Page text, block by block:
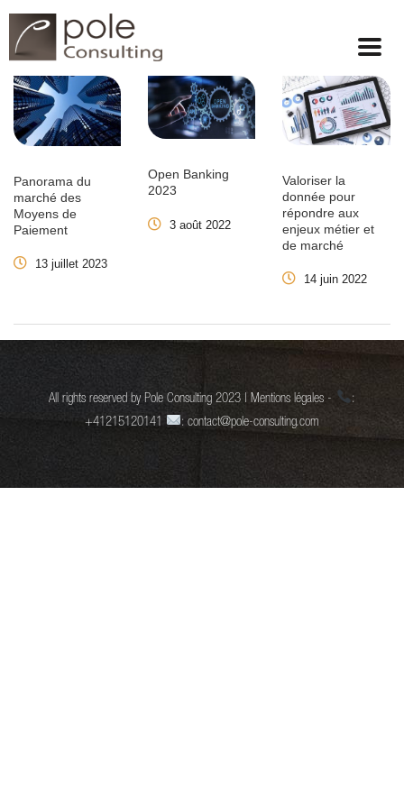
Panorama du
marché des
Moyens de
Paiement
13 juillet 2023
Open Banking
2023
3 août 2022
Valoriser la
donnée pour
répondre aux
enjeux métier et
de marché
14 juin 2022
All rights reserved by Pole Consulting 2023 | Mentions légales -
:
+41215120141
: contact@pole-consulting.com